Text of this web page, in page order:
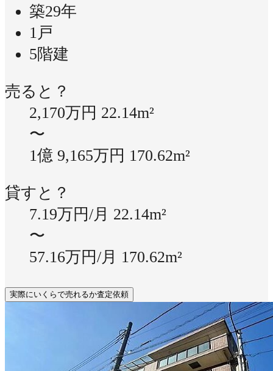
築29年
1戸
5階建
売ると？
2,170万円 22.14m²
〜
1億 9,165万円 170.62m²
貸すと？
7.19万円/月 22.14m²
〜
57.16万円/月 170.62m²
実際にいくらで売れるか査定依頼